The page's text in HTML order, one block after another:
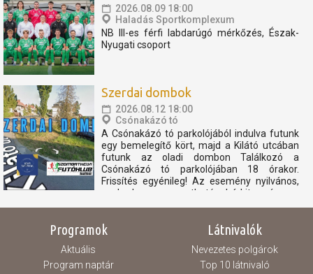
2026.08.09 18:00
Haladás Sportkomplexum
NB III-es férfi labdarúgó mérkőzés, Észak-
Nyugati csoport
Szerdai dombok
2026.08.12 18:00
Csónakázó tó
A Csónakázó tó parkolójából indulva futunk
egy bemelegítő kört, majd a Kilátó utcában
futunk az oladi dombon Találkozó a
Csónakázó tó parkolójában 18 órakor.
Frissítés egyénileg! Az esemény nyilvános,
szabadon megosztható, bárkit szívesen
Programok
Aktuális
Program naptár
Látnivalók
Nevezetes polgárok
Top 10 látnivaló